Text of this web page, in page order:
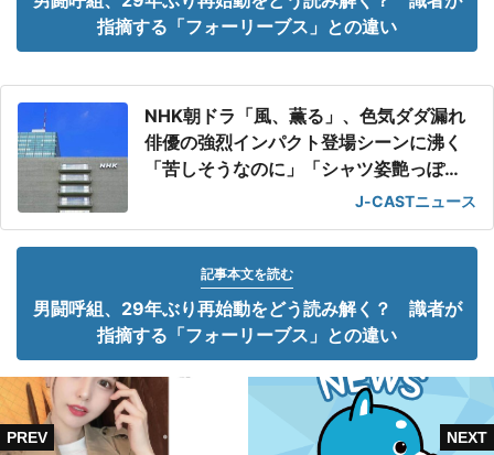
指摘する「フォーリーブス」との違い
NHK朝ドラ「風、薫る」、色気ダダ漏れ
俳優の強烈インパクト登場シーンに沸く
「苦しそうなのに」「シャツ姿艶っぽ
J-CASTニュース
記事本文を読む
男闘呼組、29年ぶり再始動をどう読み解く？ 識者が
指摘する「フォーリーブス」との違い